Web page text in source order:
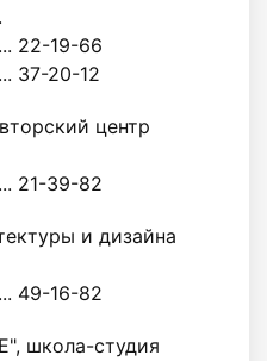
22-19-66
37-20-12
центр
21-39-82
и дизайна
49-16-82
школа-студия